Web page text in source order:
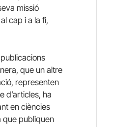
missió
cap i a la fi,
que un altre
representen
d’articles, ha
en ciències
que publiquen